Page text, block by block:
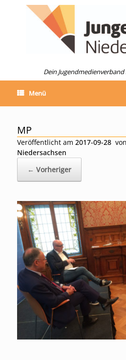
Dein
Menü
MP
Veröffentlicht am 2017-09-28 von
Niedersachsen
← Vorheriger